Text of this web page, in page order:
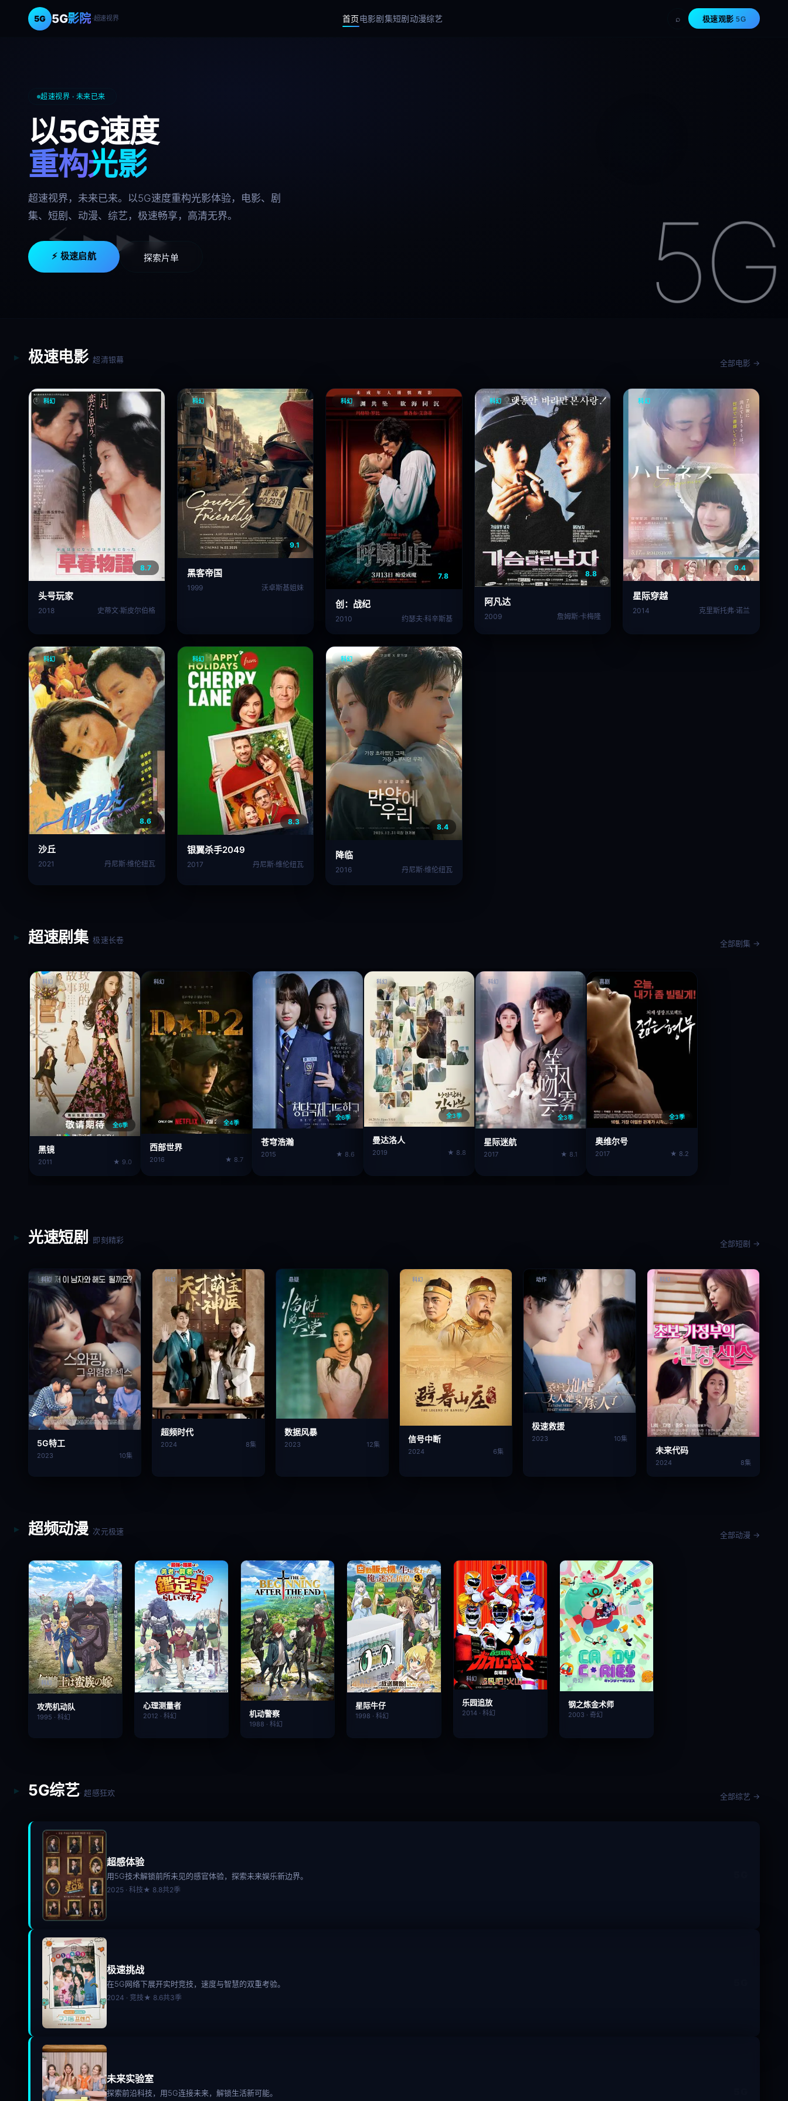
5G 5G影院 ·超速视界 首页电影剧集短剧动漫综艺 ⌕ 极速观影
5G
⚡ ▸ ▸ ▸
超速视界 · 未来已来
以5G速度
重构光影
超速视界，未来已来。以5G速度重构光影体验，电影、剧
集、短剧、动漫、综艺，极速畅享，高清无界。
极速启航 探索片单
极速电影· 超清银幕 全部电影 →
科幻
8.7
头号玩家
2018 史蒂文·斯皮尔伯格
科幻
9.1
黑客帝国
1999 沃卓斯基姐妹
科幻
7.8
创：战纪
2010 约瑟夫·科辛斯基
科幻
8.8
阿凡达
2009 詹姆斯·卡梅隆
科幻
9.4
星际穿越
2014 克里斯托弗·诺兰
科幻
8.6
沙丘
2021 丹尼斯·维伦纽瓦
科幻
8.3
银翼杀手2049
2017 丹尼斯·维伦纽瓦
科幻
8.4
降临
2016 丹尼斯·维伦纽瓦
超速剧集· 极速长卷 全部剧集 →
科幻
全6季
黑镜
2011 ★ 9.0
科幻
全4季
西部世界
2016 ★ 8.7
科幻
全6季
苍穹浩瀚
2015 ★ 8.6
科幻
全3季
曼达洛人
2019 ★ 8.8
科幻
全3季
星际迷航
2017 ★ 8.1
喜剧
全3季
奥维尔号
2017 ★ 8.2
光速短剧 · 即刻精彩 全部短剧 →
科幻
5G特工
2023 10集
科幻
超频时代
2024 8集
悬疑
数据风暴
2023 12集
科幻
信号中断
2024 6集
动作
极速救援
2023 10集
科幻
未来代码
2024 8集
超频动漫· 次元极速 全部动漫 →
科幻
攻壳机动队
1995 · 科幻
科幻
心理测量者
2012 · 科幻
科幻
机动警察
1988 · 科幻
科幻
星际牛仔
1998 · 科幻
科幻
乐园追放
2014 · 科幻
奇幻
钢之炼金术师
2003 · 奇幻
5G综艺· 超感狂欢 全部综艺 →
超感体验
用5G技术解锁前所未见的感官体验，探索未来娱乐新边界。
2025 · 科技★ 8.8共2季
极速挑战
在5G网络下展开实时竞技，速度与智慧的双重考验。
2024 · 竞技★ 8.6共3季
未来实验室
探索前沿科技，用5G连接未来，解锁生活新可能。